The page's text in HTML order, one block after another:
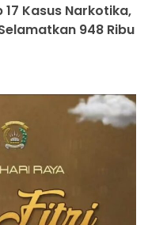
Kasus Narkotika,
948 Ribu